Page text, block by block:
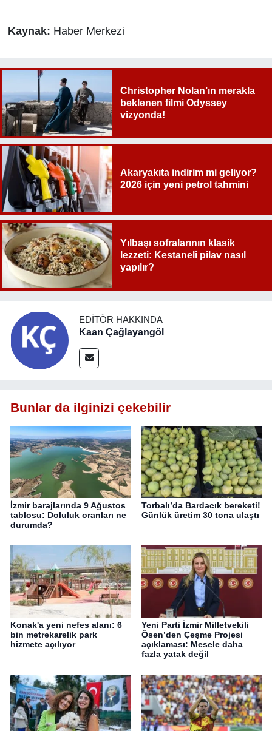
Kaynak: Haber Merkezi
Christopher Nolan’ın merakla
beklenen filmi Odyssey
vizyonda!
Akaryakıta indirim mi geliyor?
2026 için yeni petrol tahmini
Yılbaşı sofralarının klasik
lezzeti: Kestaneli pilav nasıl
yapılır?
EDITÖR HAKKINDA
Kaan Çağlayangöl
Bunlar da ilginizi çekebilir
İzmir barajlarında 9 Ağustos
tablosu: Doluluk oranları ne
durumda?
Torbalı’da Bardacık bereketi!
Günlük üretim 30 tona ulaştı
Konak'a yeni nefes alanı: 6
bin metrekarelik park
hizmete açılıyor
Yeni Parti İzmir Milletvekili
Ösen’den Çeşme Projesi
açıklaması: Mesele daha
fazla yatak değil